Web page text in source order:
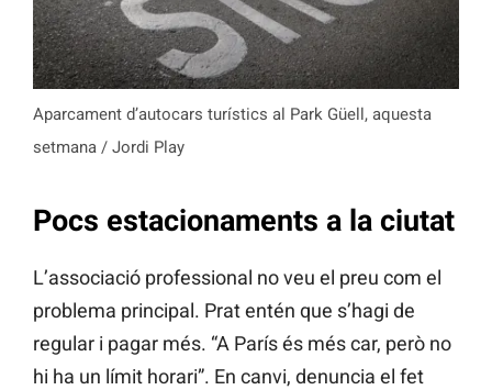
Aparcament d’autocars turístics al Park Güell, aquesta
setmana / Jordi Play
Pocs estacionaments a la ciutat
L’associació professional no veu el preu com el
problema principal. Prat entén que s’hagi de
regular i pagar més. “A París és més car, però no
hi ha un límit horari”. En canvi, denuncia el fet